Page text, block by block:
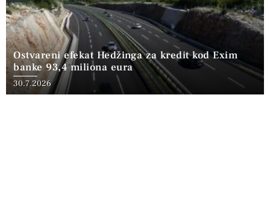
Ostvareni efekat Hedžinga za kredit kod Exim
banke 93,4 miliona eura
30.7.2026